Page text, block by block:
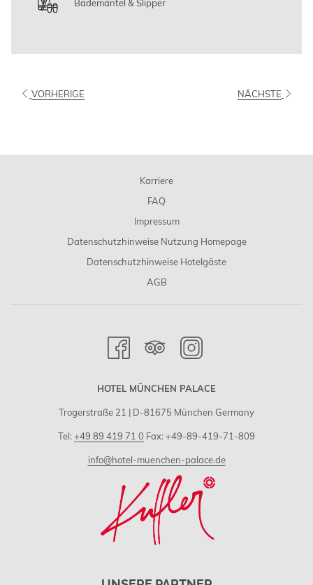
Bademäntel & Slipper
VORHERIGE NÄCHSTE
Karriere
FAQ
Impressum
Datenschutzhinweise Nutzung Homepage
Datenschutzhinweise Hotelgäste
AGB
HOTEL MÜNCHEN PALACE
Trogerstraße 21 | D-81675 München Germany
Tel:+49 89 419 71 0 Fax: +49-89-419-71-809
info@hotel-muenchen-palace.de